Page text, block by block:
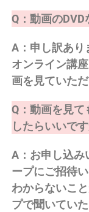
Q：動画のDVD
A：申し訳あり
オンライン講
画を見ていただ
Q：動画を見て
したらいいで
A：お申し込み
ープにご招待い
わからないこ
プで聞いてい